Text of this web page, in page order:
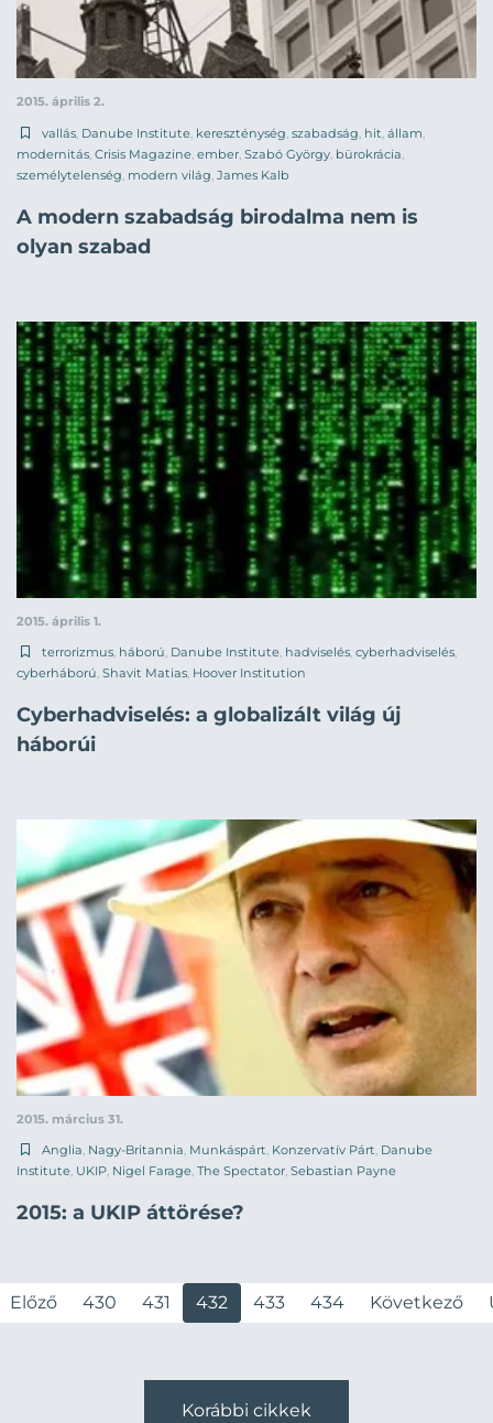
2015. április 2.
vallás Danube Institute kereszténység szabadság hit állam
modernitás Crisis Magazine ember Szabó György bürokrácia
személytelenség modern világ James Kalb
A modern szabadság birodalma nem is
olyan szabad
2015. április 1.
terrorizmus háború Danube Institute hadviselés cyberhadviselés
cyberháború Shavit Matias Hoover Institution
Cyberhadviselés: a globalizált világ új
háborúi
2015. március 31.
Anglia, Nagy-Britannia, Munkáspárt, Konzervatív Párt, Danube
Institute, UKIP, Nigel Farage, The Spectator, Sebastian Payne
2015: a UKIP áttörése?
Előző 430 431 432 433 434 Következő
Korábbi cikkek